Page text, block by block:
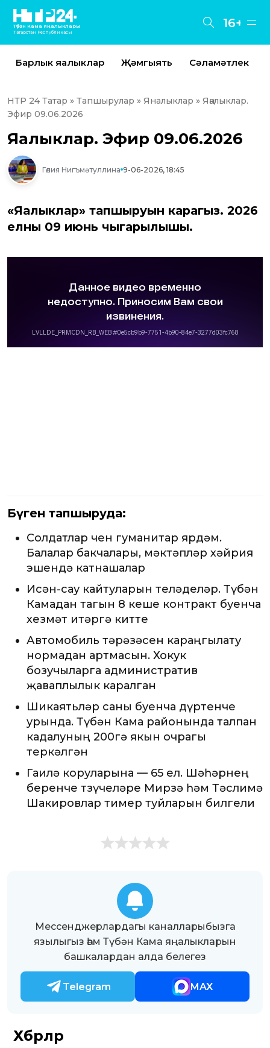
Түбән Кама яңалыклары
Татарстан Республикасы
16+
Барлык яңалыклар Җәмгыять Сәламәтлек
НТР 24 Татар » Тапшырулар » Яналыклар » Яңалыклар.
Эфир 09.06.2026
Яңалыклар. Эфир 09.06.2026
Гөлия Нигъмәтуллина 9-06-2026, 18:45
«Яңалыклар» тапшыруын карагыз. 2026
елның 09 июнь чыгарылышы.
Бүген тапшыруда:
Солдатлар өчен гуманитар ярдәм.
Балалар бакчалары, мәктәпләр хәйрия
эшендә катнашалар
Исән-сау кайтуларын теләделәр. Түбән
Камадан тагын 8 кеше контракт буенча
хезмәт итәргә китте
Автомобиль тәрәзәсен караңгылату
нормадан артмасын. Хокук
бозучыларга административ
җаваплылык каралган
Шикаятьләр саны буенча дүртенче
урында. Түбән Кама районында талпан
кадалуның 200гә якын очрагы
теркәлгән
Гаилә коруларына — 65 ел. Шәһәрнең
беренче төзүчеләре Мирзә һәм Тәслимә
Шакировлар тимер туйларын билгели
Мессенджерлардагы каналларыбызга
язылыгыз һәм Түбән Кама яңалыкларын
башкалардан алда белегез
Telegram MAX
Хәбәрләр